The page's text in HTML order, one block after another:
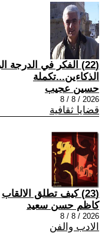
(22) الفكر في الدرجة
الذكاءين...تكملة
حسين عجيب
2026 / 8 / 8
قضايا ثقافية
(23) كيف تطلق الالقاب
كاظم حسن سعيد
2026 / 8 / 8
الادب والفن